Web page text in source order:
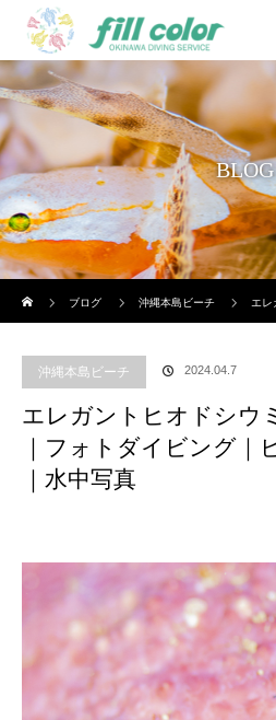
BLOG
ブログ
沖縄本島ビーチ エレ
沖縄本島ビーチ 2024.04.7
エレガントヒオドシウ
｜フォトダイビング｜
｜水中写真